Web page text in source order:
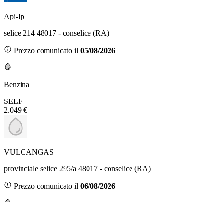
Api-Ip
selice 214 48017 - conselice (RA)
Prezzo comunicato il 05/08/2026
Benzina
SELF
2.049 €
VULCANGAS
provinciale selice 295/a 48017 - conselice (RA)
Prezzo comunicato il 06/08/2026